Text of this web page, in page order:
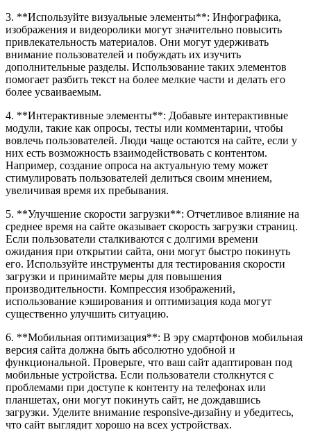
3. **Используйте визуальные элементы**: Инфографика,
изображения и видеоролики могут значительно повысить
привлекательность материалов. Они могут удерживать
внимание пользователей и побуждать их изучить
дополнительные разделы. Использование таких элементов
помогает разбить текст на более мелкие части и делать его
более усваиваемым.
4. **Интерактивные элементы**: Добавьте интерактивные
модули, такие как опросы, тесты или комментарии, чтобы
вовлечь пользователей. Люди чаще остаются на сайте, если у
них есть возможность взаимодействовать с контентом.
Например, создание опроса на актуальную тему может
стимулировать пользователей делиться своим мнением,
увеличивая время их пребывания.
5. **Улучшение скорости загрузки**: Отчетливое влияние на
среднее время на сайте оказывает скорость загрузки страниц.
Если пользователи сталкиваются с долгими времени
ожидания при открытии сайта, они могут быстро покинуть
его. Используйте инструменты для тестирования скорости
загрузки и принимайте меры для повышения
производительности. Компрессия изображений,
использование кэширования и оптимизация кода могут
существенно улучшить ситуацию.
6. **Мобильная оптимизация**: В эру смартфонов мобильная
версия сайта должна быть абсолютно удобной и
функциональной. Проверьте, что ваш сайт адаптирован под
мобильные устройства. Если пользователи столкнутся с
проблемами при доступе к контенту на телефонах или
планшетах, они могут покинуть сайт, не дождавшись
загрузки. Уделите внимание responsive-дизайну и убедитесь,
что сайт выглядит хорошо на всех устройствах.